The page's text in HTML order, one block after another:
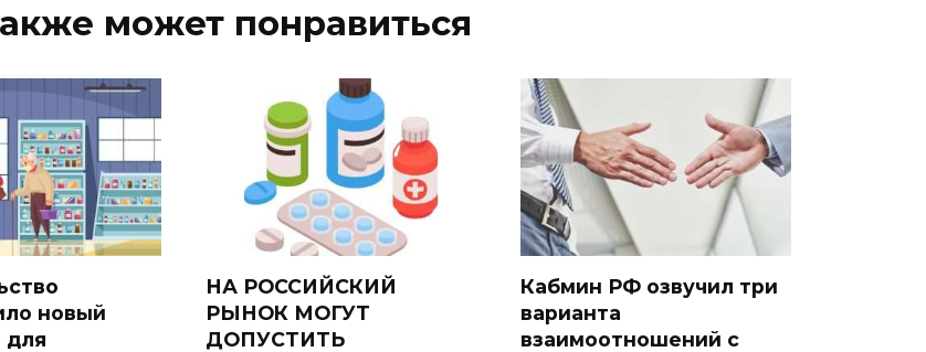
может понравиться
новый
для
НА РОССИЙСКИЙ
РЫНОК МОГУТ
ДОПУСТИТЬ
Кабмин РФ озвучил три
варианта
взаимоотношений с